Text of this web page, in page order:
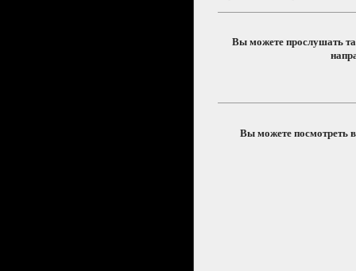
Вы можете прослушать
Вы можете посмотреть